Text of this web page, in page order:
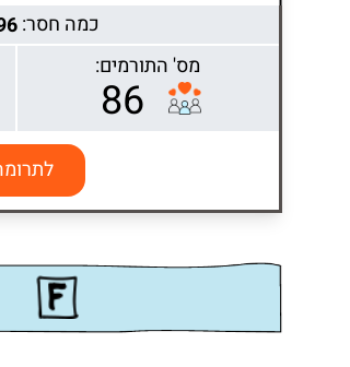
Highcharts.com
כמה חסר:
מס' התורמים:
86